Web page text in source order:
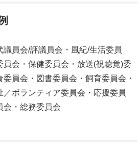
員会/評議員会・風紀/生活委員
会・保健委員会・放送(視聴覚)委
員会・図書委員会・飼育委員会・
／ボランティア委員会・応援委員
会・総務委員会